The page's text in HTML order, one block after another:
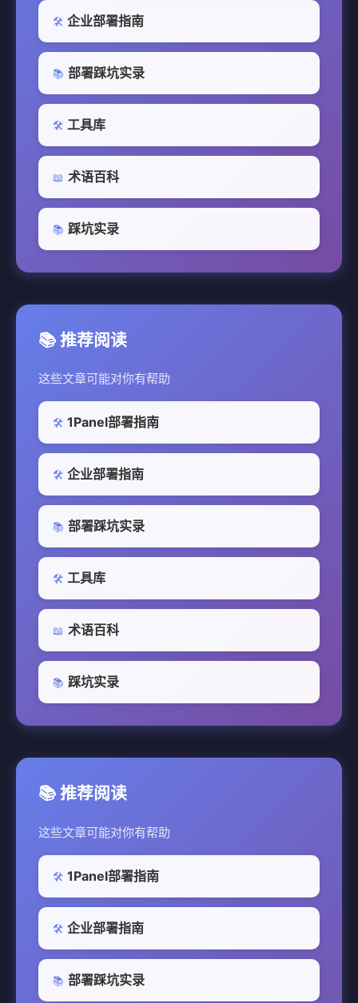
🛠️ 企业部署指南
📚 部署踩坑实录
🛠️ 工具库
📖 术语百科
📚 踩坑实录
📚 推荐阅读
这些文章可能对你有帮助
🛠️ 1Panel部署指南
🛠️ 企业部署指南
📚 部署踩坑实录
🛠️ 工具库
📖 术语百科
📚 踩坑实录
📚 推荐阅读
这些文章可能对你有帮助
🛠️ 1Panel部署指南
🛠️ 企业部署指南
📚 部署踩坑实录